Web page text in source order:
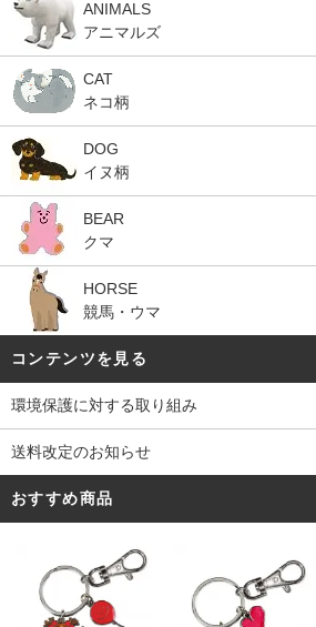
ANIMALS
アニマルズ
CAT
ネコ柄
DOG
イヌ柄
BEAR
クマ
HORSE
競馬・ウマ
コンテンツを見る
環境保護に対する取り組み
送料改定のお知らせ
おすすめ商品